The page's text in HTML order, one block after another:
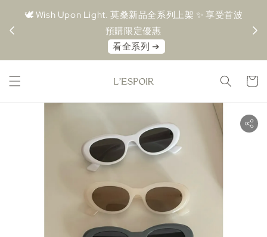
🕊️ Wish Upon Light. 莫桑新品全系列上架 ✨ 享受首波
預購限定優惠⁠
⁠看全系列 ➔⁠